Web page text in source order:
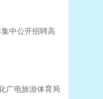
中公开招聘高
广电旅游体育局